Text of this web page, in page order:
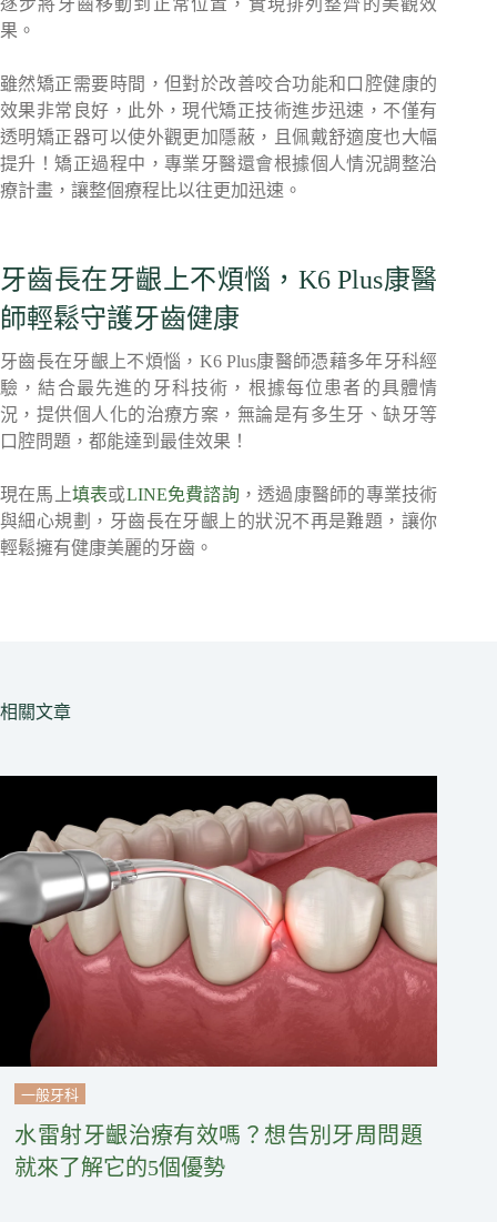
果。
雖然矯正需要時間，但對於改善咬合功能和口腔健康的
效果非常良好，此外，現代矯正技術進步迅速，不僅有
透明矯正器可以使外觀更加隱蔽，且佩戴舒適度也大幅
提升！矯正過程中，專業牙醫還會根據個人情況調整治
療計畫，讓整個療程比以往更加迅速。
牙齒長在牙齦上不煩惱，K6 Plus康醫
師輕鬆守護牙齒健康
牙齒長在牙齦上不煩惱，K6 Plus康醫師憑藉多年牙科經
驗，結合最先進的牙科技術，根據每位患者的具體情
況，提供個人化的治療方案，無論是有多生牙、缺牙等
口腔問題，都能達到最佳效果！
現在馬上填表或LINE免費諮詢 ，透過康醫師的專業技術
與細心規劃，牙齒長在牙齦上的狀況不再是難題，讓你
輕鬆擁有健康美麗的牙齒。
相關文章
一般牙科
水雷射牙齦治療有效嗎？想告別牙周問題
就來了解它的5個優勢